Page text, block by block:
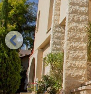
